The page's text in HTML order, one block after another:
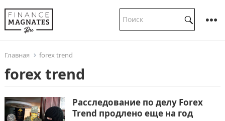
Главная forex trend
forex trend
Расследование по делу Forex
Trend продлено еще на год